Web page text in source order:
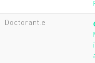
Doctorant.e